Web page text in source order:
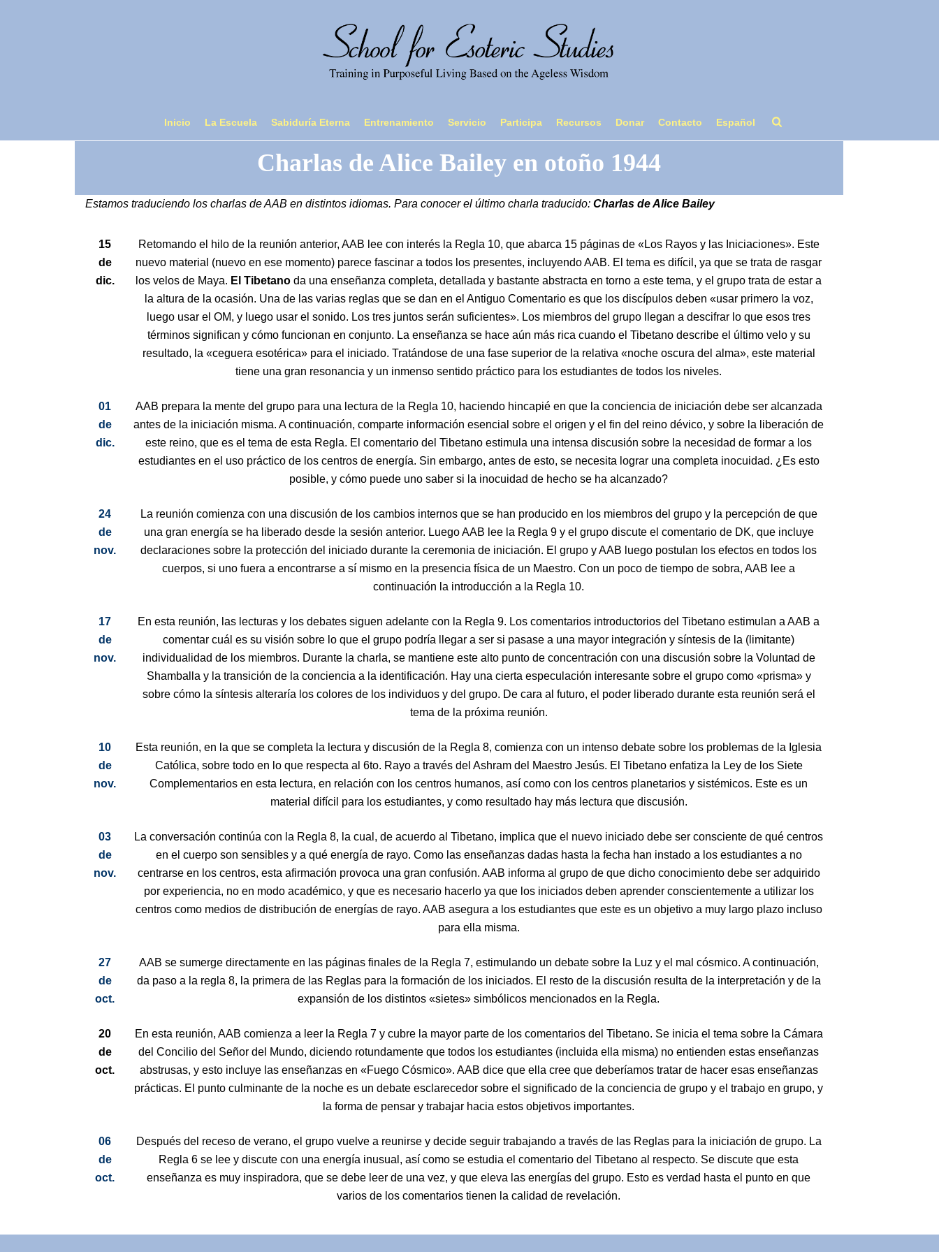
Inicio La Escuela Sabiduría Eterna Entrenamiento Servicio Participa Recursos Donar Contacto Español
Charlas de Alice Bailey en otoño 1944
Estamos traduciendo los charlas de AAB en distintos idiomas. Para conocer el último charla traducido: Charlas de Alice Bailey
15
de
dic.
Retomando el hilo de la reunión anterior, AAB lee con interés la Regla 10, que abarca 15 páginas de «Los Rayos y las Iniciaciones». Este
nuevo material (nuevo en ese momento) parece fascinar a todos los presentes, incluyendo AAB. El tema es difícil, ya que se trata de rasgar
los velos de Maya. El Tibetano da una enseñanza completa, detallada y bastante abstracta en torno a este tema, y ​​el grupo trata de estar a
la altura de la ocasión. Una de las varias reglas que se dan en el Antiguo Comentario es que los discípulos deben «usar primero la voz,
luego usar el OM, y luego usar el sonido. Los tres juntos serán suficientes». Los miembros del grupo llegan a descifrar lo que esos tres
términos significan y cómo funcionan en conjunto. La enseñanza se hace aún más rica cuando el Tibetano describe el último velo y su
resultado, la «ceguera esotérica» para el iniciado. Tratándose de una fase superior de la relativa «noche oscura del alma», este material
tiene una gran resonancia y un inmenso sentido práctico para los estudiantes de todos los niveles.
01
de
dic.
AAB prepara la mente del grupo para una lectura de la Regla 10, haciendo hincapié en que la conciencia de iniciación debe ser alcanzada
antes de la iniciación misma. A continuación, comparte información esencial sobre el origen y el fin del reino dévico, y sobre la liberación de
este reino, que es el tema de esta Regla. El comentario del Tibetano estimula una intensa discusión sobre la necesidad de formar a los
estudiantes en el uso práctico de los centros de energía. Sin embargo, antes de esto, se necesita lograr una completa inocuidad. ¿Es esto
posible, y cómo puede uno saber si la inocuidad de hecho se ha alcanzado?
24
de
nov.
La reunión comienza con una discusión de los cambios internos que se han producido en los miembros del grupo y la percepción de que
una gran energía se ha liberado desde la sesión anterior. Luego AAB lee la Regla 9 y el grupo discute el comentario de DK, que incluye
declaraciones sobre la protección del iniciado durante la ceremonia de iniciación. El grupo y AAB luego postulan los efectos en todos los
cuerpos, si uno fuera a encontrarse a sí mismo en la presencia física de un Maestro. Con un poco de tiempo de sobra, AAB lee a
continuación la introducción a la Regla 10.
17
de
nov.
En esta reunión, las lecturas y los debates siguen adelante con la Regla 9. Los comentarios introductorios del Tibetano estimulan a AAB a
comentar cuál es su visión sobre lo que el grupo podría llegar a ser si pasase a una mayor integración y síntesis de la (limitante)
individualidad de los miembros. Durante la charla, se mantiene este alto punto de concentración con una discusión sobre la Voluntad de
Shamballa y la transición de la conciencia a la identificación. Hay una cierta especulación interesante sobre el grupo como «prisma» y
sobre cómo la síntesis alteraría los colores de los individuos y del grupo. De cara al futuro, el poder liberado durante esta reunión será el
tema de la próxima reunión.
10
de
nov.
Esta reunión, en la que se completa la lectura y discusión de la Regla 8, comienza con un intenso debate sobre los problemas de la Iglesia
Católica, sobre todo en lo que respecta al 6to. Rayo a través del Ashram del Maestro Jesús. El Tibetano enfatiza la Ley de los Siete
Complementarios en esta lectura, en relación con los centros humanos, así como con los centros planetarios y sistémicos. Este es un
material difícil para los estudiantes, y como resultado hay más lectura que discusión.
03
de
nov.
La conversación continúa con la Regla 8, la cual, de acuerdo al Tibetano, implica que el nuevo iniciado debe ser consciente de qué centros
en el cuerpo son sensibles y a qué energía de rayo. Como las enseñanzas dadas hasta la fecha han instado a los estudiantes a no
centrarse en los centros, esta afirmación provoca una gran confusión. AAB informa al grupo de que dicho conocimiento debe ser adquirido
por experiencia, no en modo académico, y que es necesario hacerlo ya que los iniciados deben aprender conscientemente a utilizar los
centros como medios de distribución de energías de rayo. AAB asegura a los estudiantes que este es un objetivo a muy largo plazo incluso
para ella misma.
27
de
oct.
AAB se sumerge directamente en las páginas finales de la Regla 7, estimulando un debate sobre la Luz y el mal cósmico. A continuación,
da paso a la regla 8, la primera de las Reglas para la formación de los iniciados. El resto de la discusión resulta de la interpretación y de la
expansión de los distintos «sietes» simbólicos mencionados en la Regla.
20
de
oct.
En esta reunión, AAB comienza a leer la Regla 7 y cubre la mayor parte de los comentarios del Tibetano. Se inicia el tema sobre la Cámara
del Concilio del Señor del Mundo, diciendo rotundamente que todos los estudiantes (incluida ella misma) no entienden estas enseñanzas
abstrusas, y esto incluye las enseñanzas en «Fuego Cósmico». AAB dice que ella cree que deberíamos tratar de hacer esas enseñanzas
prácticas. El punto culminante de la noche es un debate esclarecedor sobre el significado de la conciencia de grupo y el trabajo en grupo, y
la forma de pensar y trabajar hacia estos objetivos importantes.
06
de
oct.
Después del receso de verano, el grupo vuelve a reunirse y decide seguir trabajando a través de las Reglas para la iniciación de grupo. La
Regla 6 se lee y discute con una energía inusual, así como se estudia el comentario del Tibetano al respecto. Se discute que esta
enseñanza es muy inspiradora, que se debe leer de una vez, y que eleva las energías del grupo. Esto es verdad hasta el punto en que
varios de los comentarios tienen la calidad de revelación.